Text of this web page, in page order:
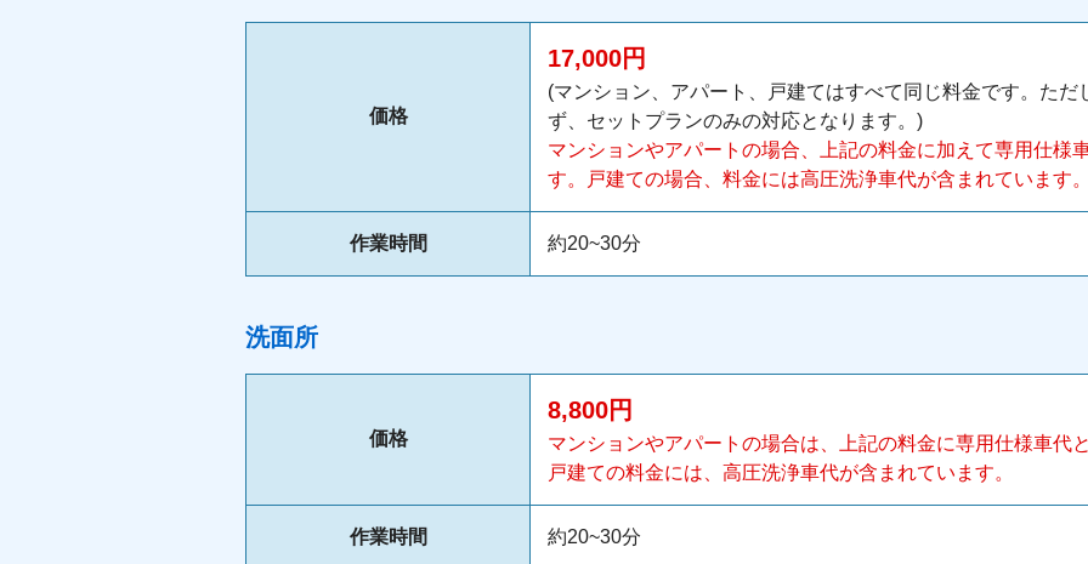
価格
17,000円
(マンション、アパート、戸建てはすべて同じ料金です。た
ず、セットプランのみの対応となります。)
マンションやアパートの場合、上記の料金に加えて専用仕様
す。戸建ての場合、料金には高圧洗浄車代が含まれています
作業時間 約20~30分
洗面所
価格
8,800円
マンションやアパートの場合は、上記の料金に専用仕様車代
戸建ての料金には、高圧洗浄車代が含まれています。
作業時間 約20~30分